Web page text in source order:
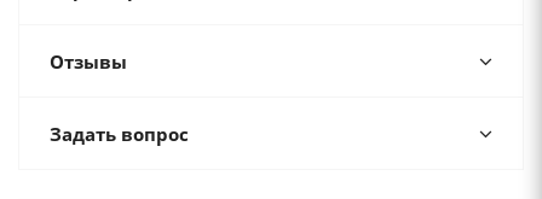
Отзывы
Задать вопрос